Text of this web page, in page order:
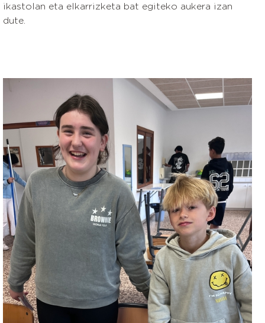
ikastolan eta elkarrizketa bat egiteko aukera izan
dute.